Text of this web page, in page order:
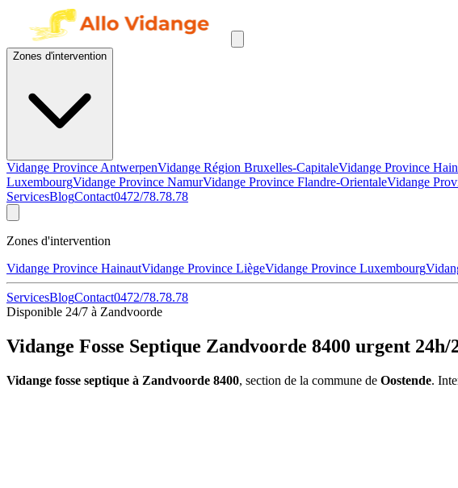
Zones d'intervention
Vidange Province AntwerpenVidange Région Bruxelles-CapitaleVidange Province
LuxembourgVidange Province NamurVidange Province Flandre-OrientaleVidange
ServicesBlogContact0472/78.78.78
Zones d'intervention
Vidange Province HainautVidange Province LiègeVidange Province Luxembourg
ServicesBlogContact0472/78.78.78
Disponible 24/7 à Zandvoorde
Vidange Fosse Septique Zandvoorde 8400 urgent 24h/
Vidange fosse septique à Zandvoorde 8400, section de la commune de Oostende.